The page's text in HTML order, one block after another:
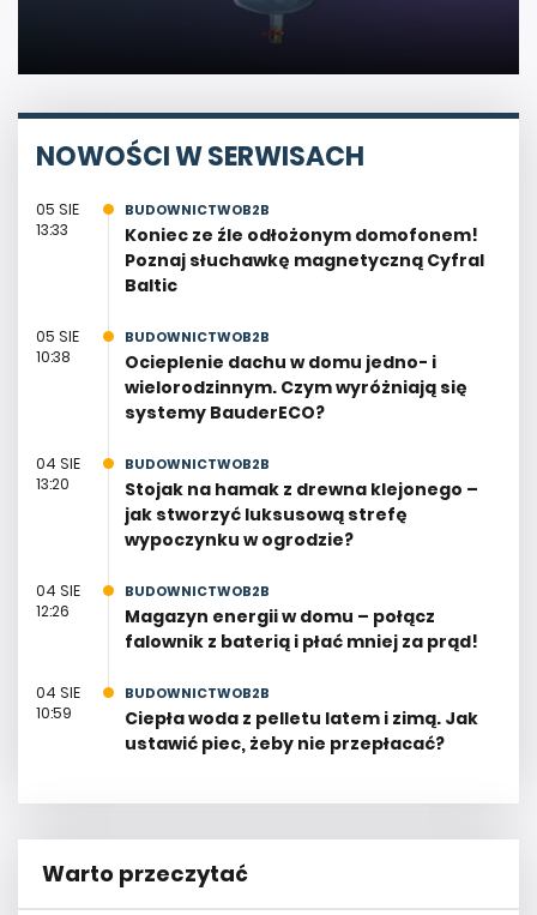
NOWOŚCI W SERWISACH
05 SIE
13:33
BUDOWNICTWOB2B
Koniec ze źle odłożonym domofonem!
Poznaj słuchawkę magnetyczną Cyfral
Baltic
05 SIE
10:38
BUDOWNICTWOB2B
Ocieplenie dachu w domu jedno- i
wielorodzinnym. Czym wyróżniają się
systemy BauderECO?
04 SIE
13:20
BUDOWNICTWOB2B
Stojak na hamak z drewna klejonego –
jak stworzyć luksusową strefę
wypoczynku w ogrodzie?
04 SIE
12:26
BUDOWNICTWOB2B
Magazyn energii w domu – połącz
falownik z baterią i płać mniej za prąd!
04 SIE
10:59
BUDOWNICTWOB2B
Ciepła woda z pelletu latem i zimą. Jak
ustawić piec, żeby nie przepłacać?
Warto przeczytać